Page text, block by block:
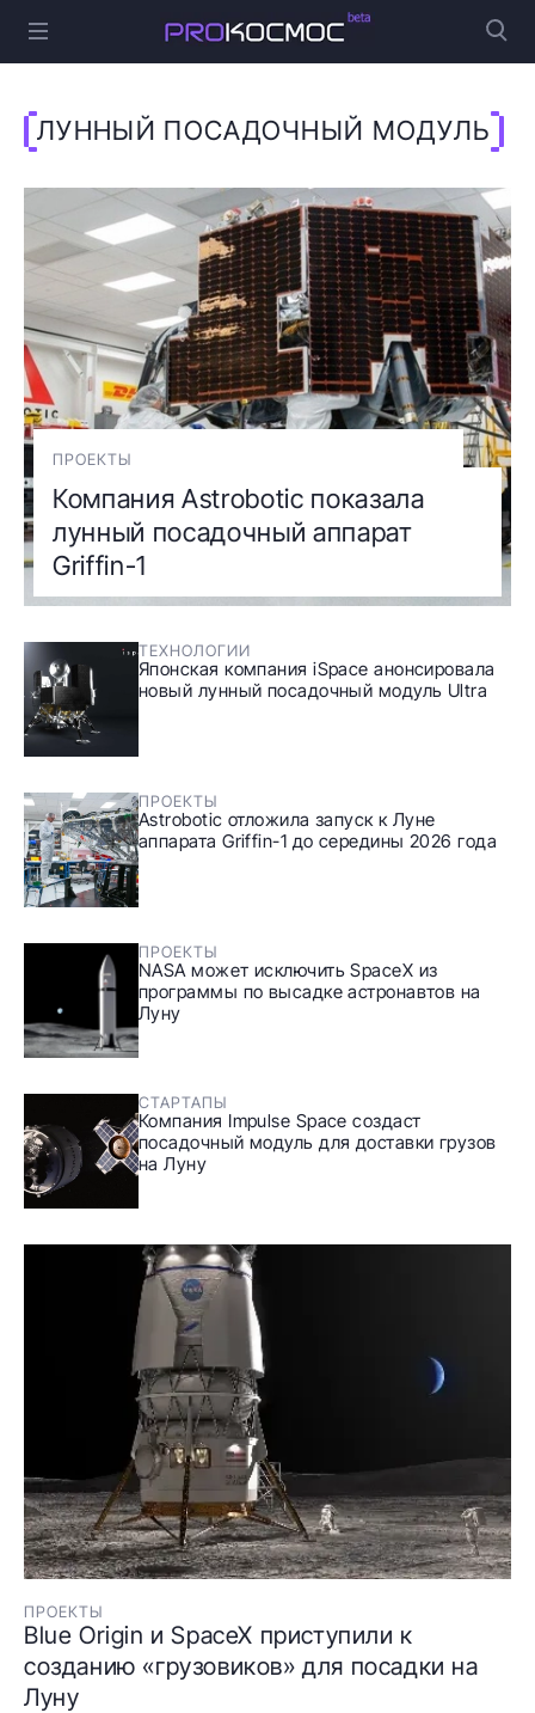
ЛУННЫЙ ПОСАДОЧНЫЙ МОДУЛЬ
ПРОЕКТЫ
Компания Astrobotic показала
лунный посадочный аппарат
Griffin-1
ТЕХНОЛОГИИ
Японская компания iSpace анонсировала
новый лунный посадочный модуль Ultra
ПРОЕКТЫ
Astrobotic отложила запуск к Луне
аппарата Griffin-1 до середины 2026 года
ПРОЕКТЫ
NASA может исключить SpaceX из
программы по высадке астронавтов на
Луну
СТАРТАПЫ
Компания Impulse Space создаст
посадочный модуль для доставки грузов
на Луну
ПРОЕКТЫ
Blue Origin и SpaceX приступили к
созданию «грузовиков» для посадки на
Луну